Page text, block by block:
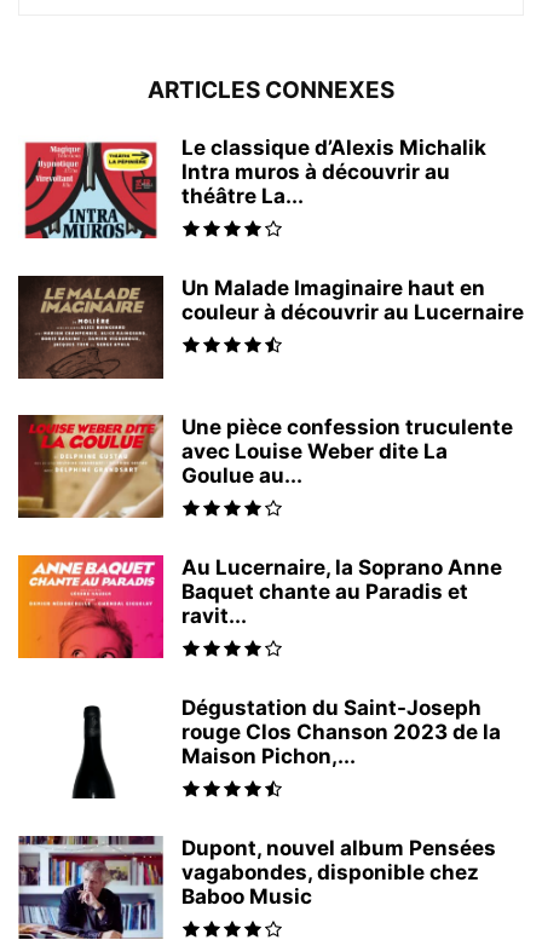
ARTICLES CONNEXES
Le classique d’Alexis Michalik
Intra muros à découvrir au
théâtre La...
Un Malade Imaginaire haut en
couleur à découvrir au Lucernaire
Une pièce confession truculente
avec Louise Weber dite La
Goulue au...
Au Lucernaire, la Soprano Anne
Baquet chante au Paradis et
ravit...
Dégustation du Saint-Joseph
rouge Clos Chanson 2023 de la
Maison Pichon,...
Dupont, nouvel album Pensées
vagabondes, disponible chez
Baboo Music